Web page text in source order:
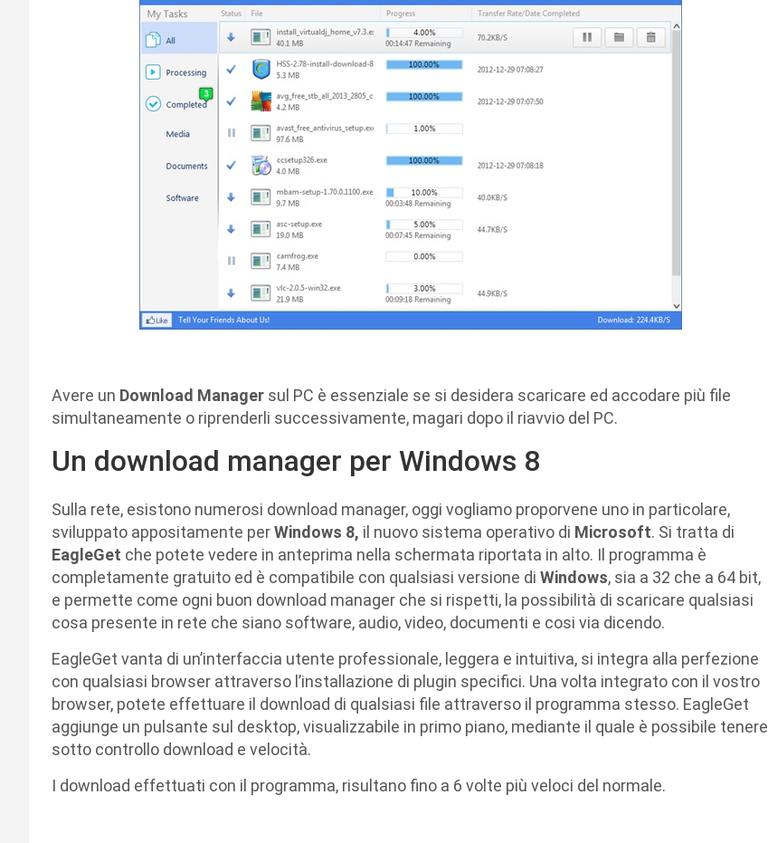
Avere un Download Manager sul PC è essenziale se si desidera scaricare ed accodare più file
simultaneamente o riprenderli successivamente, magari dopo il riavvio del PC.
Un download manager per Windows 8
Sulla rete, esistono numerosi download manager, oggi vogliamo proporvene uno in particolare,
sviluppato appositamente perWindows 8, il nuovo sistema operativo di Microsoft. Si tratta di
EagleGet che potete vedere in anteprima nella schermata riportata in alto. Il programma è
completamente gratuito ed è compatibile con qualsiasi versione di Windows, sia a 32 che a 64 bit,
e permette come ogni buon download manager che si rispetti, la possibilità di scaricare qualsiasi
cosa presente in rete che siano software, audio, video, documenti e cosi via dicendo.
EagleGet vanta di un’interfaccia utente professionale, leggera e intuitiva, si integra alla perfezione
con qualsiasi browser attraverso l’installazione di plugin specifici. Una volta integrato con il vostro
browser, potete effettuare il download di qualsiasi file attraverso il programma stesso. EagleGet
aggiunge un pulsante sul desktop, visualizzabile in primo piano, mediante il quale è possibile tenere
sotto controllo download e velocità.
I download effettuati con il programma, risultano fino a 6 volte più veloci del normale.